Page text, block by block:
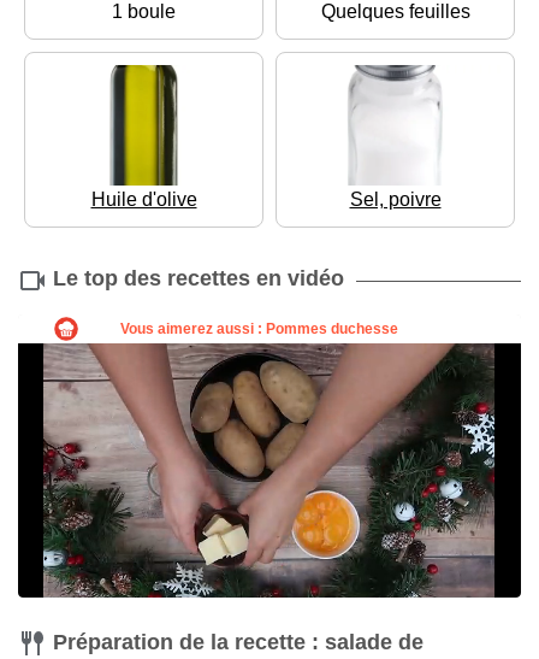
1 boule
Quelques feuilles
Huile d'olive Sel, poivre
Le top des recettes en vidéo
Préparation de la recette : salade de